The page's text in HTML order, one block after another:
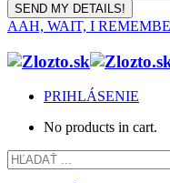
AAH, WAIT, I
PRIHLÁSENIE
No products in cart.